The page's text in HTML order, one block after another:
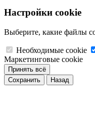
Настройки cookie
Выберите, какие файлы
Необходимые cookie
Маркетинговые cookie
Принять всё
Сохранить
Назад